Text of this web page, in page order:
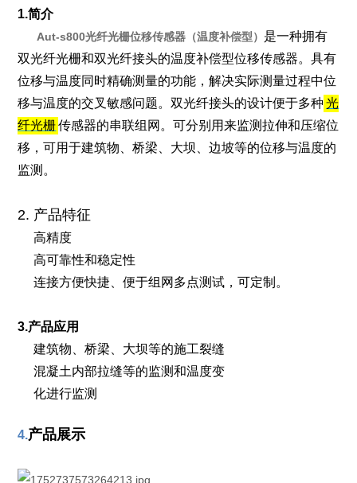
1.简介
Aut-s800光纤光栅位移传感器（温度补偿型） 是一种拥有
双光纤光栅和双光纤接头的温度补偿型位移传感器。具有
位移与温度同时精确测量的功能，解决实际测量过程中位
移与温度的交叉敏感问题。双光纤接头的设计便于多种 光
纤光栅传感器的串联组网。可分别用来监测拉伸和压缩位
移，可用于建筑物、桥梁、大坝、边坡等的位移与温度的
监测。
2. 产品特征
高精度
高可靠性和稳定性
连接方便快捷、便于组网多点测试，可定制。
3.产品应用
建筑物、桥梁、大坝等的施工裂缝
混凝土内部拉缝等的监测和温度变
化进行监测
4.产品展示